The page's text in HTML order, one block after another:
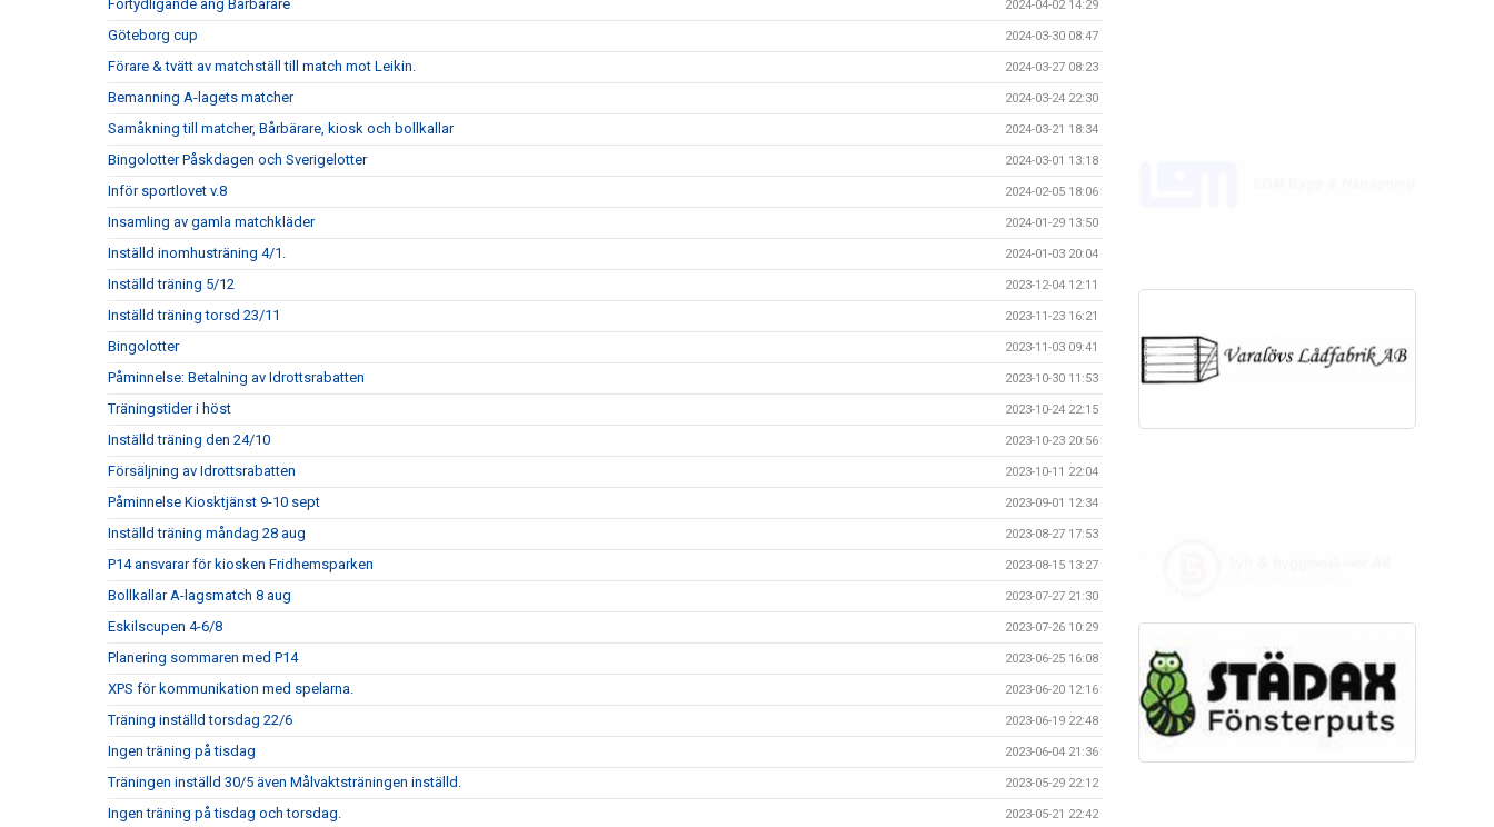
Förtydligande ang Bårbärare 2024-04-02 14:29
Göteborg cup 2024-03-30 08:47
Förare & tvätt av matchställ till match mot Leikin. 2024-03-27 08:23
Bemanning A-lagets matcher 2024-03-24 22:30
Samåkning till matcher, Bårbärare, kiosk och bollkallar 2024-03-21 18:34
Bingolotter Påskdagen och Sverigelotter 2024-03-01 13:18
Inför sportlovet v.8 2024-02-05 18:06
Insamling av gamla matchkläder 2024-01-29 13:50
Inställd inomhusträning 4/1. 2024-01-03 20:04
Inställd träning 5/12 2023-12-04 12:11
Inställd träning torsd 23/11 2023-11-23 16:21
Bingolotter 2023-11-03 09:41
Påminnelse: Betalning av Idrottsrabatten 2023-10-30 11:53
Träningstider i höst 2023-10-24 22:15
Inställd träning den 24/10 2023-10-23 20:56
Försäljning av Idrottsrabatten 2023-10-11 22:04
Påminnelse Kiosktjänst 9-10 sept 2023-09-01 12:34
Inställd träning måndag 28 aug 2023-08-27 17:53
P14 ansvarar för kiosken Fridhemsparken 2023-08-15 13:27
Bollkallar A-lagsmatch 8 aug 2023-07-27 21:30
Eskilscupen 4-6/8 2023-07-26 10:29
Planering sommaren med P14 2023-06-25 16:08
XPS för kommunikation med spelarna. 2023-06-20 12:16
Träning inställd torsdag 22/6 2023-06-19 22:48
Ingen träning på tisdag 2023-06-04 21:36
Träningen inställd 30/5 även Målvaktsträningen inställd. 2023-05-29 22:12
Ingen träning på tisdag och torsdag. 2023-05-21 22:42